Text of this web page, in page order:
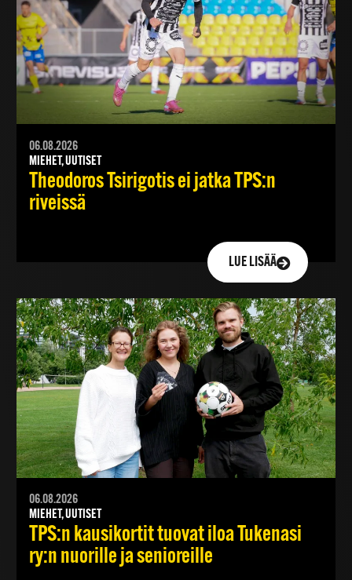
06.08.2026
MIEHET, UUTISET
Theodoros Tsirigotis ei jatka TPS:n
riveissä
LUE LISÄÄ
06.08.2026
MIEHET, UUTISET
TPS:n kausikortit tuovat iloa Tukenasi
ry:n nuorille ja senioreille